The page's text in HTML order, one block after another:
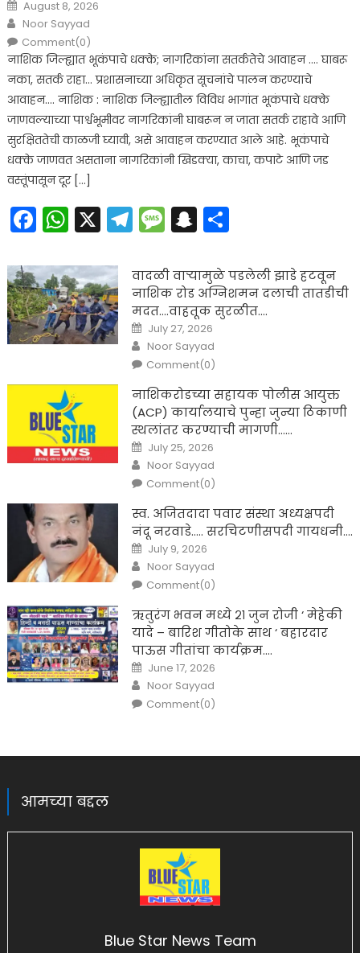
on
August 8, 2026
Author
Noor Sayyad
Comment(0)
नाशिक जिल्ह्यात भूकंपाचे धक्के; नागरिकांना सतर्कतेचे आवाहन …. घाबरू
नका, सतर्क राहा… प्रशासनाच्या अधिकृत सूचनांचे पालन करण्याचे
आवाहन…. नाशिक : नाशिक जिल्ह्यातील विविध भागांत भूकंपाचे धक्के
जाणवल्याच्या पार्श्वभूमीवर नागरिकांनी घाबरून न जाता सतर्क राहावे आणि
सुरक्षिततेची काळजी घ्यावी, असे आवाहन करण्यात आले आहे. भूकंपाचे
धक्के जाणवत असताना नागरिकांनी खिडक्या, काचा, कपाटे आणि जड
वस्तूंपासून दूर […]
Facebook
WhatsApp
X Telegram
Message
Snapchat
Share
वादळी वाऱ्यामुळे पडलेली झाडे हटवून
नाशिक रोड अग्निशमन दलाची तातडीची
मदत….वाहतूक सुरळीत….
Posted
on
July 27, 2026
Author
Noor Sayyad
Comment(0)
नाशिकरोडच्या सहायक पोलीस आयुक्त
(ACP) कार्यालयाचे पुन्हा जुन्या ठिकाणी
स्थलांतर करण्याची मागणी……
Posted
on
July 25, 2026
Author
Noor Sayyad
Comment(0)
स्व. अजितदादा पवार संस्था अध्यक्षपदी
नंदू नरवाडे….. सरचिटणीसपदी गायधनी….
Posted
on
July 9, 2026
Author
Noor Sayyad
Comment(0)
ऋतुरंग भवन मध्ये २१ जुन रोजी ‘ मेहेकी
यादे – बारिश गीतोके साथ ‘ बहारदार
पाऊस गीतांचा कार्यक्रम….
Posted
on
June 17, 2026
Author
Noor Sayyad
Comment(0)
आमच्या बद्दल
Blue Star News Team